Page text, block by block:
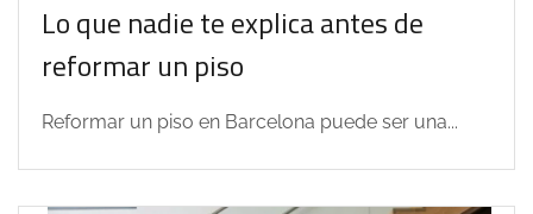
Lo que nadie te explica antes de
reformar un piso
Reformar un piso en Barcelona puede ser una...